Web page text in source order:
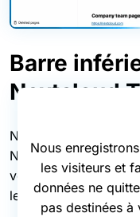
Barre
Nextcloud
Nous avons
Nextcloud Talk en
vers la barre
lever la main n’est
Nous
les visiteurs et
données ne
pas destinées à